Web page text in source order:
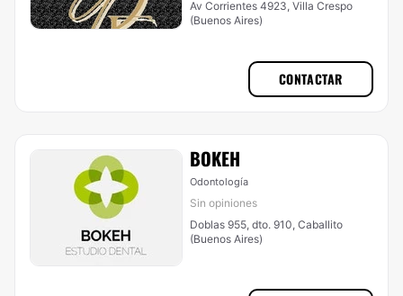
Av Corrientes 4923, Villa Crespo
(Buenos Aires)
CONTACTAR
BOKEH
Odontología
Sin opiniones
Doblas 955, dto. 910, Caballito
(Buenos Aires)